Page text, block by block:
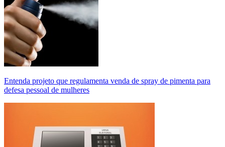
Entenda projeto que regulamenta venda de spray de pimenta para
defesa pessoal de mulheres